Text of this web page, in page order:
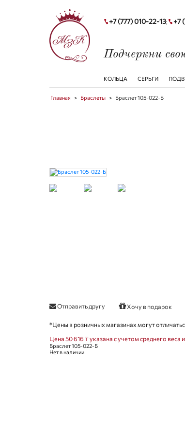
+7 (777) 010-22-13; +7
Подчеркни
КОЛЬЦА СЕРЬГИ
Главная > Браслеты > Браслет 105-022-Б
Отправить другу Хочу в подарок
*Цены в розничных магазинах могут
Цена 50 616 ₸ указана с учетом среднего веса
Браслет 105-022-Б
Нет в наличии